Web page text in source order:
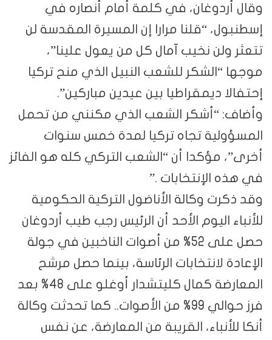
وقال أردوغان، في كلمة أمام أنصاره في
إسطنبول، “قلنا مرارا إن المسيرة المقدسة لن
تتعثر ولن نخيب آمال كل من يعول علينا”،
موجها “الشكر للشعب النبيل الذي منح تركيا
إحتفالا ديمقراطيا بين عيدين مباركين”.
وأضاف: “أشكر الشعب الذي مكنني من تحمل
المسؤولية تجاه تركيا لمدة خمس سنوات
أخرى”، مؤكدا أن “الشعب التركي كله هو الفائز
في هذه الإنتخابات .”
وقد ذكرت وكالة الأناضول التركية الحكومية
للأنباء اليوم الأحد أن الرئيس رجب طيب أردوغان
حصل على 52% من أصوات الناخبين في جولة
الإعادة لانتخابات الرئاسة، بينما حصل مرشح
المعارضة كمال كليتشدار أوغلو على 48% بعد
فرز حوالي 99% من الأصوات.. كما تحدثت وكالة
أنكا للأنباء، القريبة من المعارضة، عن نفس